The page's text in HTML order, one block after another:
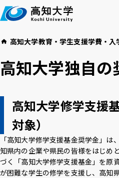
本
文
在学生の方
高知大学について
入試情報
研究・社会連携
高知大学教育・学生支援学費・入
高知大学独自の
高知大学修学支援
対象）
「高知大学修学支援基金奨学金」
知県内の企業や県民の皆様をはじめ
づく「高知大学修学支援基金」を原
が困難な学生の修学を支援し、高知